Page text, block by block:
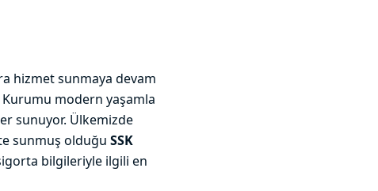
hizmet sunmaya devam
Kurumu modern yaşamla
sunuyor. Ülkemizde
sunmuş olduğu SSK
bilgileriyle ilgili en